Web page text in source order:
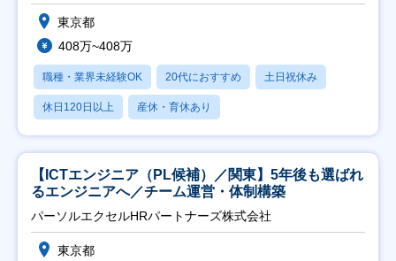
東京都
408万~408万
職種・業界未経験OK 20代におすすめ 土日祝休み
休日120日以上 産休・育休あり
【ICTエンジニア（PL候補）／関東】5年後も選ばれ
るエンジニアへ／チーム運営・体制構築
パーソルエクセルHRパートナーズ株式会社
東京都